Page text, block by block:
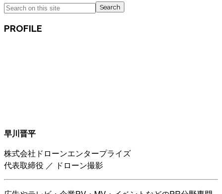
Search
PROFILE
早川晋平
株式会社ドローンエンタープライズ
代表取締役 ／ ドローン撮影